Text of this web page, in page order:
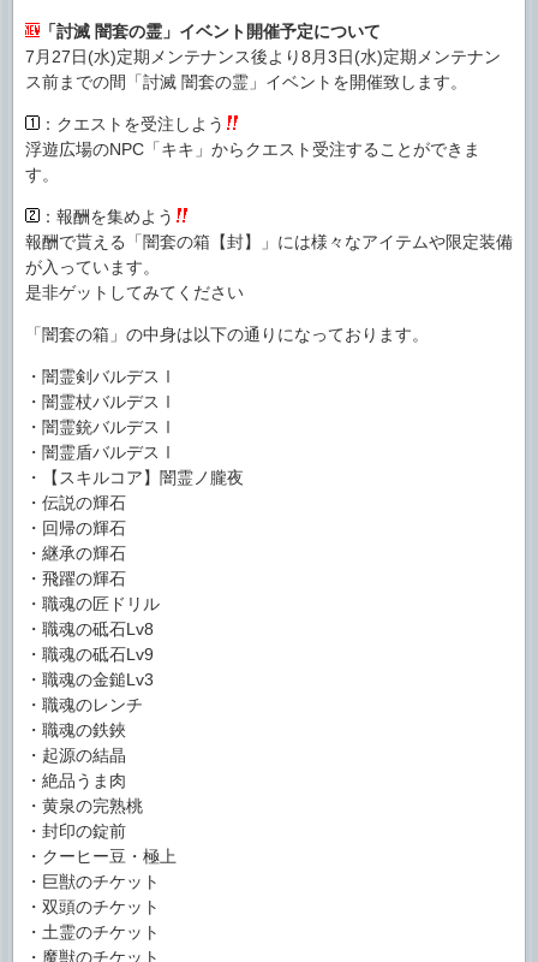
「討滅 闇套の霊」イベント開催予定について
7月27日(水)定期メンテナンス後より8月3日(水)定期メンテナン
ス前までの間「討滅 闇套の霊」イベントを開催致します。
：クエストを受注しよう
浮遊広場のNPC「キキ」からクエスト受注することができま
す。
：報酬を集めよう
報酬で貰える「闇套の箱【封】」には様々なアイテムや限定装備
が入っています。
是非ゲットしてみてください
「闇套の箱」の中身は以下の通りになっております。
・闇霊剣バルデスⅠ
・闇霊杖バルデスⅠ
・闇霊銃バルデスⅠ
・闇霊盾バルデスⅠ
・【スキルコア】闇霊ノ朧夜
・伝説の輝石
・回帰の輝石
・継承の輝石
・飛躍の輝石
・職魂の匠ドリル
・職魂の砥石Lv8
・職魂の砥石Lv9
・職魂の金鎚Lv3
・職魂のレンチ
・職魂の鉄鋏
・起源の結晶
・絶品うま肉
・黄泉の完熟桃
・封印の錠前
・クーヒー豆・極上
・巨獣のチケット
・双頭のチケット
・土霊のチケット
・魔獣のチケット